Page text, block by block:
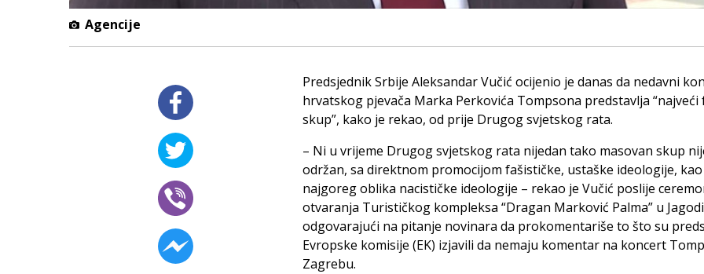
Agencije
Predsjednik Srbije Aleksandar Vučić ocijenio je danas da nedavni
hrvatskog pjevača Marka Perkovića Tompsona predstavlja “najveći
skup”, kako je rekao, od prije Drugog svjetskog rata.
– Ni u vrijeme Drugog svjetskog rata nijedan tako masovan skup
održan, sa direktnom promocijom fašističke, ustaške ideologije, kao
najgoreg oblika nacističke ideologije – rekao je Vučić poslije
otvaranja Turističkog kompleksa “Dragan Marković Palma” u
odgovarajući na pitanje novinara da prokomentariše to što su
Evropske komisije (EK) izjavili da nemaju komentar na koncert
Zagrebu.